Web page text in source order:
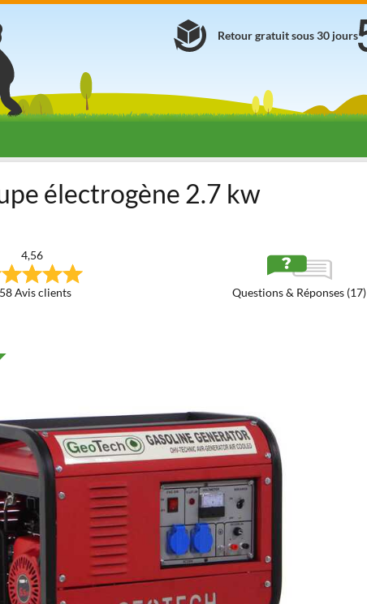
Retour gratuit sous 30 jours
électrogène 2.7 kw
4,56
Avis clients Questions & Réponses (17)